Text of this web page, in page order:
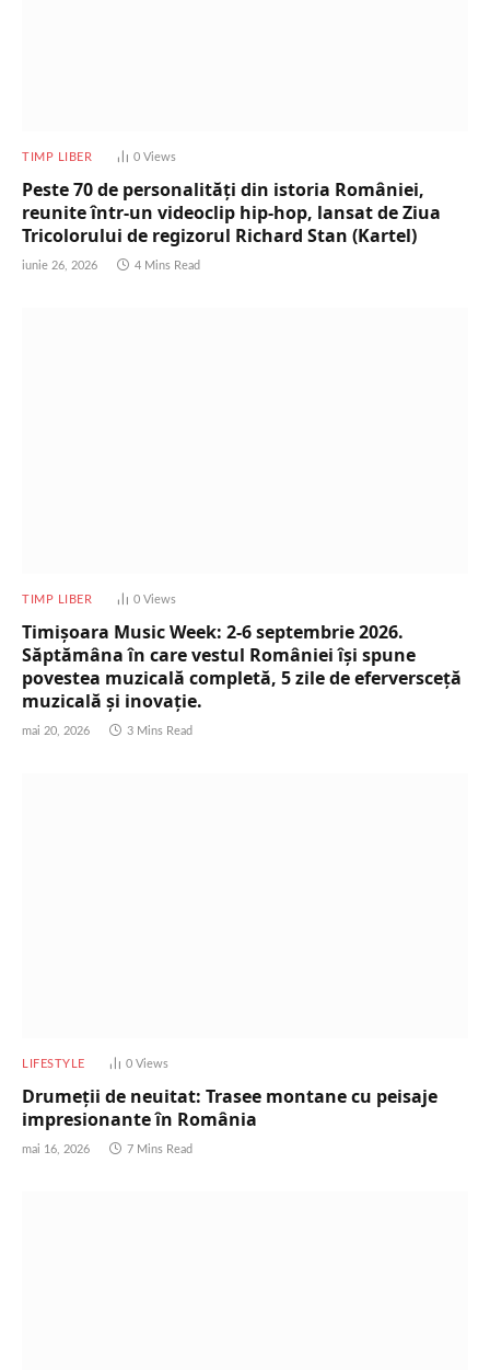
TIMP LIBER 0 Views
Peste 70 de personalități din istoria României,
reunite într-un videoclip hip-hop, lansat de Ziua
Tricolorului de regizorul Richard Stan (Kartel)
iunie 26, 2026 4 Mins Read
TIMP LIBER 0 Views
Timișoara Music Week: 2-6 septembrie 2026.
Săptămâna în care vestul României își spune
povestea muzicală completă, 5 zile de eferversceță
muzicală și inovație.
mai 20, 2026 3 Mins Read
LIFESTYLE 0 Views
Drumeții de neuitat: Trasee montane cu peisaje
impresionante în România
mai 16, 2026 7 Mins Read